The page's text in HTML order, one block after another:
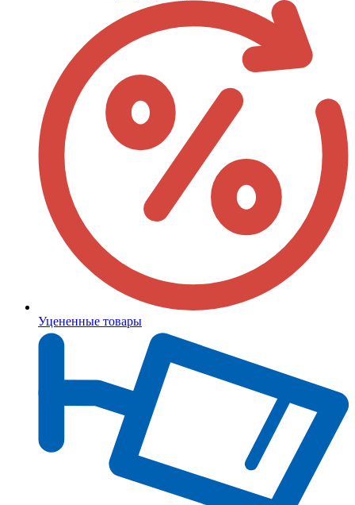
Уцененные товары